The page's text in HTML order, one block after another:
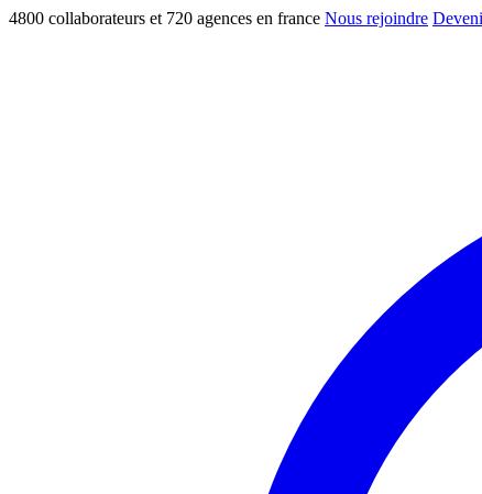
4800 collaborateurs et 720 agences en france Nous rejoindre